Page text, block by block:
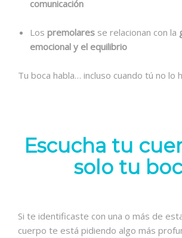
comunicación
Los premolares se relacionan con la
emocional y el equilibrio
Tu boca habla… incluso cuando tú no lo
Escucha tu
solo tu
Si te identificaste con una o más de
cuerpo te está pidiendo algo más